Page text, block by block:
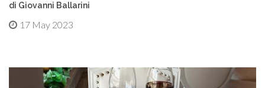
di Giovanni Ballarini
17 May 2023